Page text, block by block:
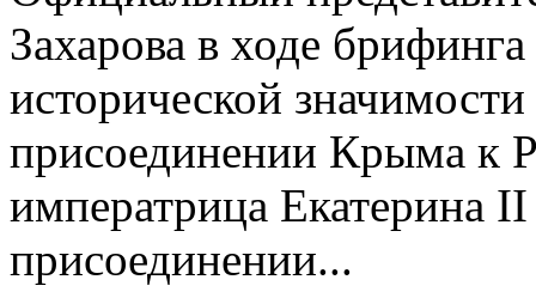
Захарова в ходе
исторической
присоединении Крыма к
императрица Екатерина
присоединении...